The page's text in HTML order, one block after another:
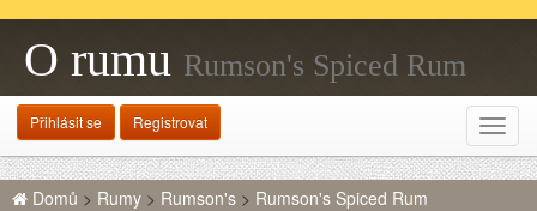
O rumu Rumson's Spiced Rum
Přihlásit se Registrovat
Domů > Rumy > Rumson's > Rumson's Spiced Rum